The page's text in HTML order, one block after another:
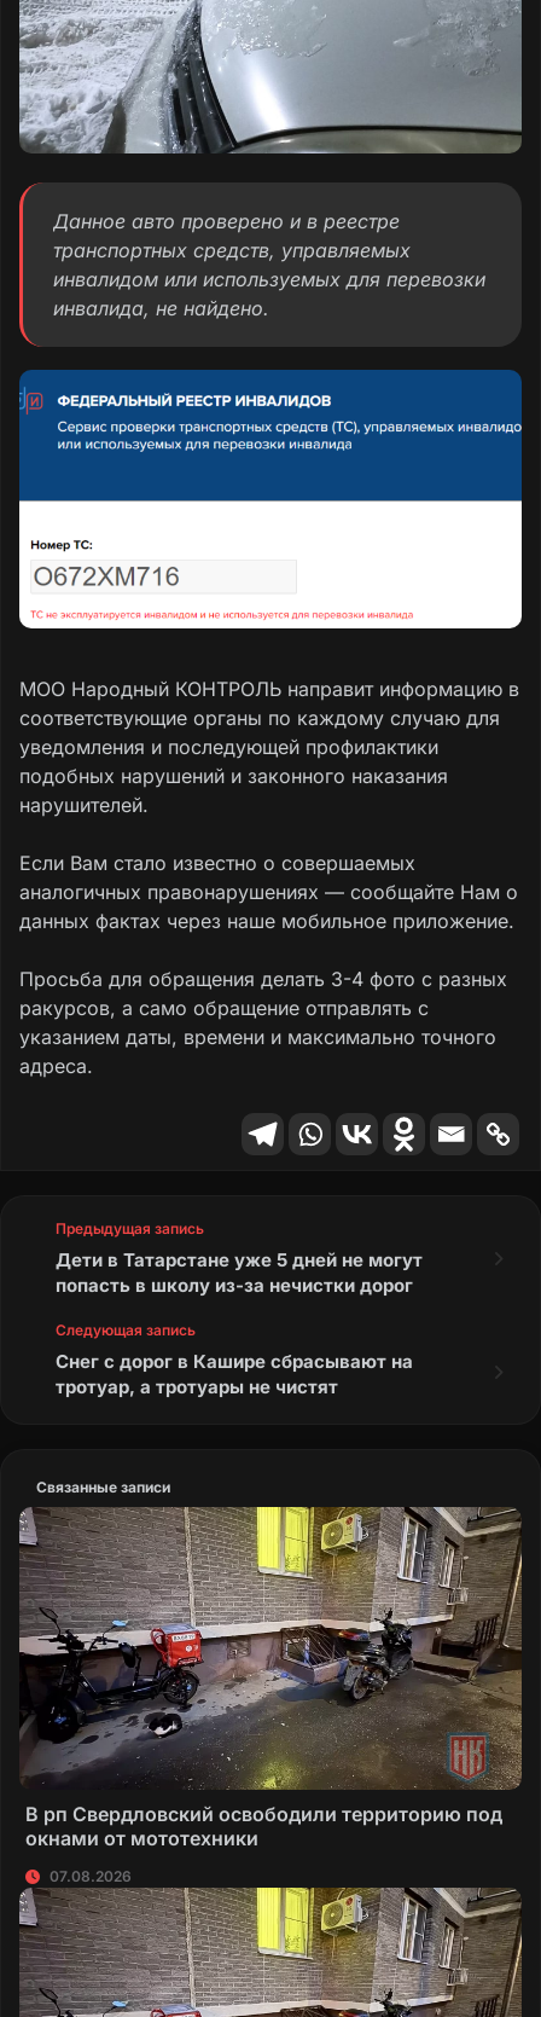
Данное авто проверено и в реестре
транспортных средств, управляемых
инвалидом или используемых для перевозки
инвалида, не найдено.
МОО Народный КОНТРОЛЬ направит информацию в
соответствующие органы по каждому случаю для
уведомления и последующей профилактики
подобных нарушений и законного наказания
нарушителей.
Если Вам стало известно о совершаемых
аналогичных правонарушениях — сообщайте Нам о
данных фактах через наше мобильное приложение.
Просьба для обращения делать 3-4 фото с разных
ракурсов, а само обращение отправлять с
указанием даты, времени и максимально точного
адреса.
Предыдущая запись
Дети в Татарстане уже 5 дней не могут
попасть в школу из-за нечистки дорог
Следующая запись
Снег с дорог в Кашире сбрасывают на
тротуар, а тротуары не чистят
Связанные записи
В рп Свердловский освободили территорию под
окнами от мототехники
07.08.2026